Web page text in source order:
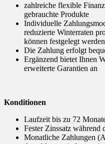
zahlreiche flexible
gebrauchte Produkte
Individuelle
reduzierte Winterraten
können festgelegt werden
Die Zahlung erfolgt
Ergänzend bietet Ihnen
erweiterte Garantien an
Konditionen
Laufzeit bis zu 72
Fester Zinssatz während
Monatliche Zahlungen